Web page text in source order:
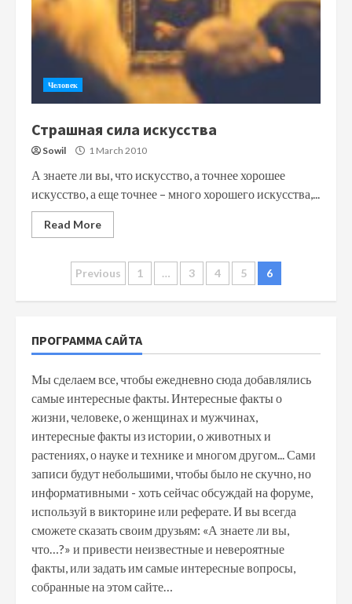
Человек
Страшная сила искусства
Sowil 1 March 2010
А знаете ли вы, что искусство, а точнее хорошее
искусство, а еще точнее – много хорошего искусства,...
Read More
Posts
navigation
Previous 1 … 3 4 5 6
ПРОГРАММА САЙТА
Мы сделаем все, чтобы ежедневно сюда добавлялись
самые интересные факты. Интересные факты о
жизни, человеке, о женщинах и мужчинах,
интересные факты из истории, о животных и
растениях, о науке и технике и многом другом... Сами
записи будут небольшими, чтобы было не скучно, но
информативными - хоть сейчас обсуждай на форуме,
используй в викторине или реферате. И вы всегда
сможете сказать своим друзьям: «А знаете ли вы,
что…?» и привести неизвестные и невероятные
факты, или задать им самые интересные вопросы,
собранные на этом сайте…